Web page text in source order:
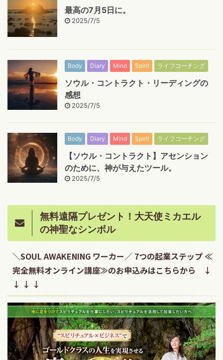
最高の7月5日に。
2025/7/5
Body Diary Mind Spirit ライフコーチング
ソウル・コントラクト・リーディングの
感想
2025/7/5
Body Diary Mind Spirit ライフコーチング
【ソウル・コントラクト】アセンション
のために、神が与えたツール。
2025/7/5
無料遠隔プレゼント！大天使ミカエル
の神聖なシンボル
＼SOUL AWAKENING ワーカー／ 7つの起業ステップ ≪
完全無料オンライン講座≫のお申込みはこちらから ↓
↓ ↓ ↓